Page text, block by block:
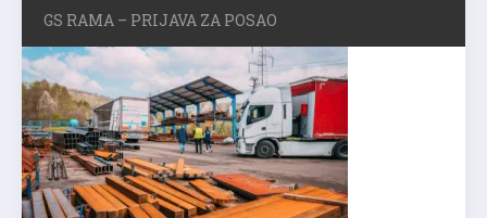
GS RAMA – PRIJAVA ZA POSAO